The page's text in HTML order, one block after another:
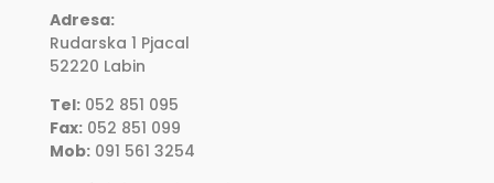
Adresa:
Rudarska 1 Pjacal
52220 Labin
Tel:052 851 095
Fax:052 851 099
Mob:091 561 3254